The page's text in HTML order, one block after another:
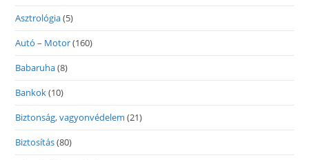
Asztrológia(5)
Autó – Motor(160)
Babaruha(8)
Bankok(10)
Biztonság, vagyonvédelem (21)
Biztosítás(80)